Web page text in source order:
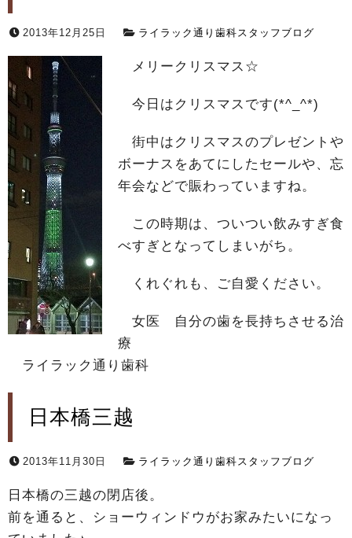
2013年12月25日 ライラック通り歯科スタッフブログ
メリークリスマス☆
今日はクリスマスです(*^_^*)
街中はクリスマスのプレゼントや
ボーナスをあてにしたセールや、忘
年会などで賑わっていますね。
この時期は、ついつい飲みすぎ食
べすぎとなってしまいがち。
くれぐれも、ご自愛ください。
女医 自分の歯を長持ちさせる治
療
ライラック通り歯科
日本橋三越
2013年11月30日 ライラック通り歯科スタッフブログ
日本橋の三越の閉店後。
前を通ると、ショーウィンドウがお家みたいになっ